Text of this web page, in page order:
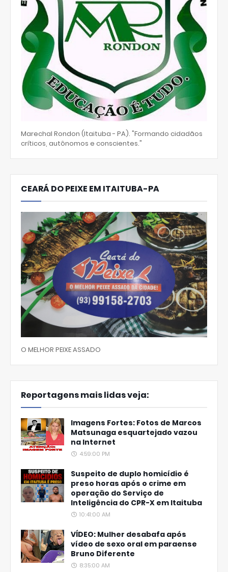
Marechal Rondon (Itaituba - PA). "Formando cidadãos
críticos, autônomos e conscientes."
CEARÁ DO PEIXE EM ITAITUBA-PA
O MELHOR PEIXE ASSADO
Reportagens mais lidas veja:
Imagens Fortes: Fotos de Marcos
Matsunaga esquartejado vazou
na Internet
4:59:00 PM
Suspeito de duplo homicídio é
preso horas após o crime em
operação do Serviço de
Inteligência do CPR-X em Itaituba
10:41:00 AM
VÍDEO: Mulher desabafa após
vídeo de sexo oral em paraense
Bruno Diferente
8:35:00 AM